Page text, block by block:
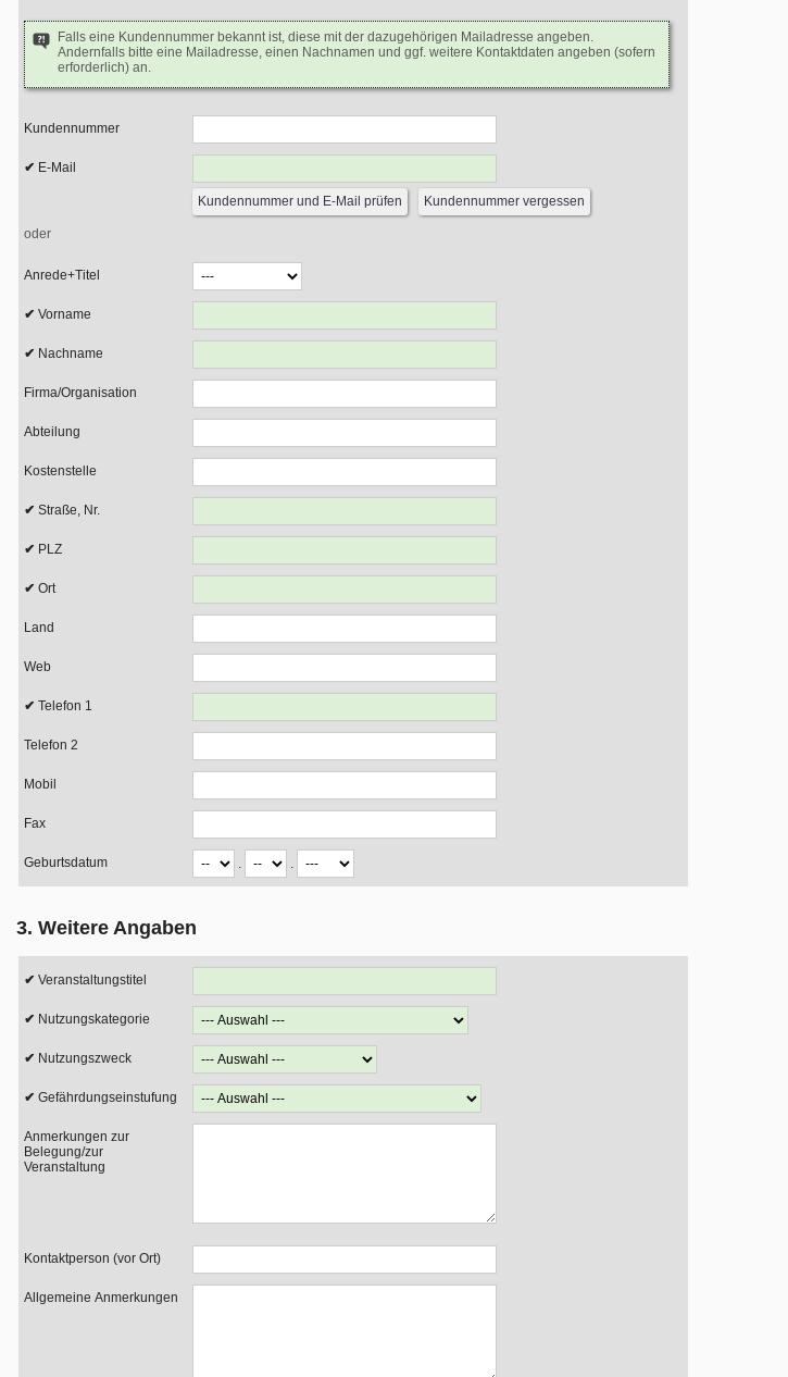
Falls eine Kundennummer bekannt ist, diese mit der dazugehörigen Mailadresse angeben.
Andernfalls bitte eine Mailadresse, einen Nachnamen und ggf. weitere Kontaktdaten angeben (sofern
erforderlich) an.
Kundennummer
E-Mail
oder
Anrede+Titel
Vorname
Nachname
Firma/Organisation
Abteilung
Kostenstelle
Straße, Nr.
PLZ
Ort
Land
Web
Telefon 1
Telefon 2
Mobil
Fax
Geburtsdatum . .
3. Weitere Angaben
Veranstaltungstitel
Nutzungskategorie
Nutzungszweck
Gefährdungseinstufung
Anmerkungen zur
Belegung/zur
Veranstaltung
Kontaktperson (vor Ort)
Allgemeine Anmerkungen